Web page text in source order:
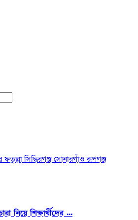
ফতুল্লাসিদ্ধিরগঞ্জসোনারগাঁওরূপগঞ্জ
নিয়ে শিক্ষার্থীদের ...